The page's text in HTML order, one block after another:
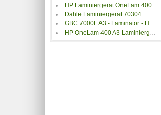
HP Laminiergerät OneLam 400 A4 Visitenkarten, DIN A4, DIN A5, DIN A6
Dahle Laminiergerät 70304
GBC 7000L A3 - Laminator - Heiß- oder Kaltlaminierer - Beutel
HP OneLam 400 A3 Laminiergerät